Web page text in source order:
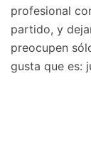
profesional
partido, y
preocupen
gusta que es: